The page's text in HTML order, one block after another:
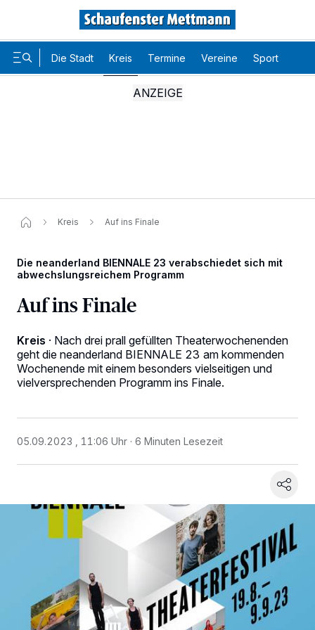
Die Stadt Kreis Termine Vereine Sport
Kreis Auf ins Finale
Die neanderland BIENNALE 23 verabschiedet sich mit
abwechslungsreichem Programm
Auf ins Finale
Kreis · Nach drei prall gefüllten Theaterwochenenden
geht die neanderland BIENNALE 23 am kommenden
Wochenende mit einem besonders vielseitigen und
vielversprechenden Programm ins Finale.
05.09.2023 , 11:06 Uhr 6 Minuten Lesezeit